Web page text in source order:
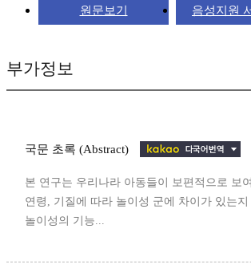
원문보기 음성지원
부가정보
국문 초록 (Abstract)
본 연구는 우리나라 아동들이 보편적으로 보
연령, 기질에 따라 놀이성 군에 차이가 있는
놀이성의 기능...